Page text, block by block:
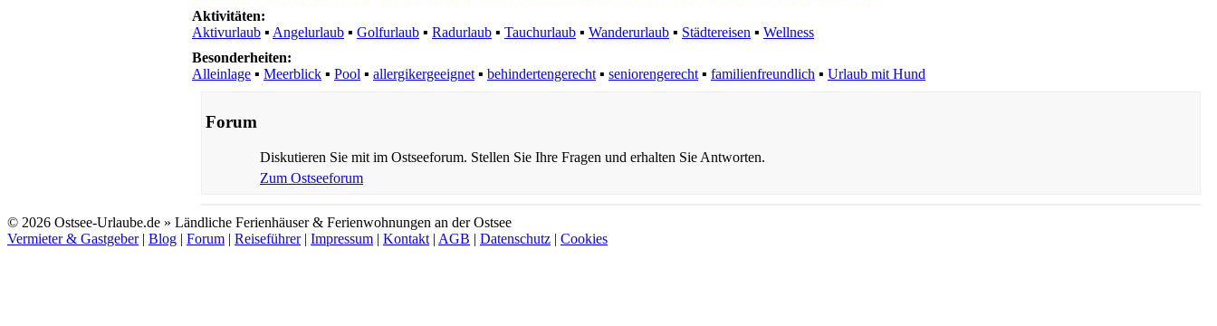
Aktivitäten:
Aktivurlaub ▪ Angelurlaub ▪ Golfurlaub ▪ Radurlaub ▪ Tauchurlaub ▪ Wanderurlaub ▪ Städtereisen ▪ Wellness
Besonderheiten:
Alleinlage ▪ Meerblick ▪ Pool ▪ allergikergeeignet ▪ behindertengerecht ▪ seniorengerecht ▪ familienfreundlich ▪ Urlaub mit Hund
Forum
Diskutieren Sie mit im Ostseeforum. Stellen Sie Ihre Fragen und erhalten Sie Antworten.
Zum Ostseeforum
© 2026 Ostsee-Urlaube.de » Ländliche Ferienhäuser & Ferienwohnungen an der Ostsee
Vermieter & Gastgeber| Blog | Forum | Reiseführer| Impressum | Kontakt | AGB | Datenschutz | Cookies